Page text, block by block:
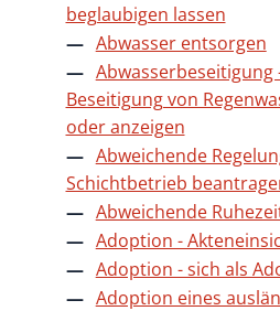
beglaubigen lassen
Abwasser entsorgen
Abwasserbeseitigung
Beseitigung von
oder anzeigen
Abweichende
Schichtbetrieb
Abweichende
Adoption -
Adoption - sich als
Adoption eines